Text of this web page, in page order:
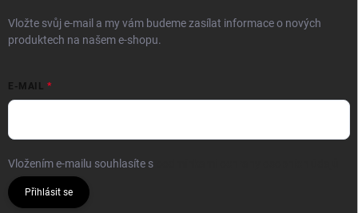
Vložte svůj e-mail a my vám budeme zasílat informace o nových
produktech na našem e-shopu.
E-MAIL
Vložením e-mailu souhlasíte s
Přihlásit se